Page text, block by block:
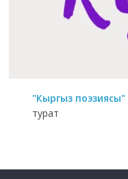
"Кыргыз поэзиясы"
турат